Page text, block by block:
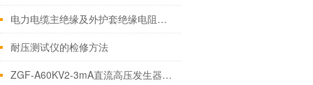
电力电缆主绝缘及外护套绝缘电阻测量方法
耐压测试仪的检修方法
ZGF-A60KV2-3mA直流高压发生器的主要特点